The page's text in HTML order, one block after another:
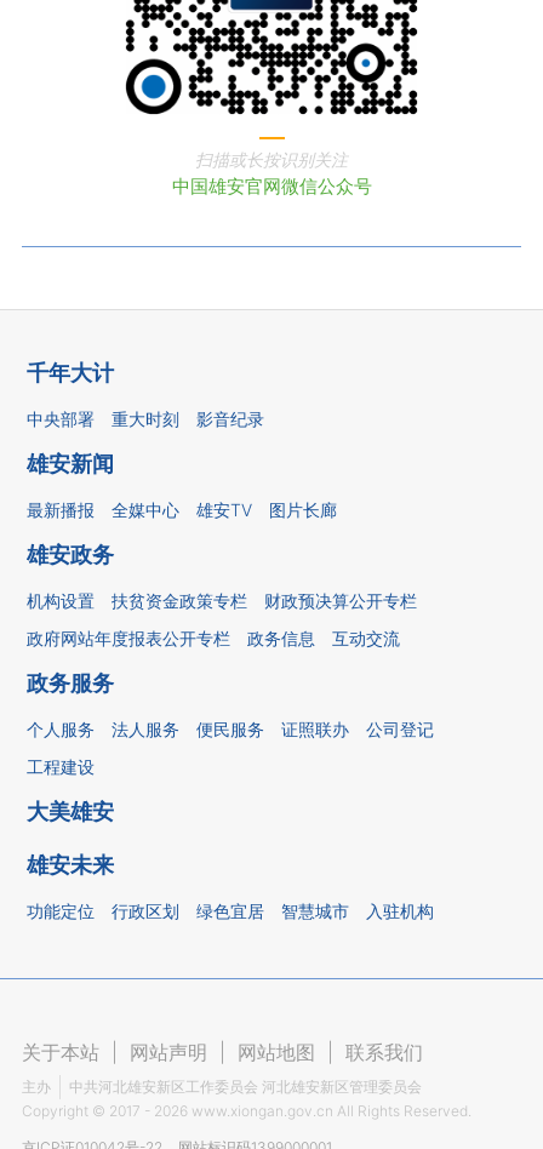
扫描或长按识别关注
中国雄安官网微信公众号
千年大计
中央部署 重大时刻 影音纪录
雄安新闻
最新播报 全媒中心 雄安TV 图片长廊
雄安政务
机构设置 扶贫资金政策专栏
财政预决算公开专栏
政府网站年度报表公开专栏
政务信息 互动交流
政务服务
个人服务 法人服务 便民服务 证照联办
公司登记
工程建设
大美雄安
雄安未来
功能定位 行政区划 绿色宜居 智慧城市 入驻机构
关于本站 网站声明 网站地图 联系我们
主办
中共河北雄安新区工作委员会 河北雄安新区管理委员会
Copyright © 2017 - 2026 www.xiongan.gov.cn All Rights Reserved.